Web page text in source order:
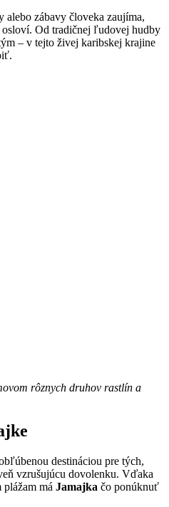
zábavy človeka zaujíma,
osloví. Od tradičnej ľudovej hudby
– v tejto živej karibskej krajine
rôznych druhov rastlín a
destináciou pre tých,
vzrušujúcu dovolenku. Vďaka
má Jamajka čo ponúknuť